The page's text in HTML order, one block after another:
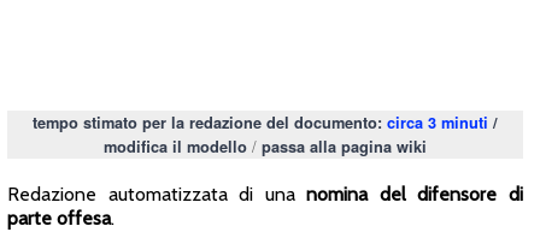
tempo stimato per la redazione del documento: circa 3 minuti /
modifica il modello/ passa alla pagina wiki
Redazione automatizzata di unanomina del difensore di
parte offesa.